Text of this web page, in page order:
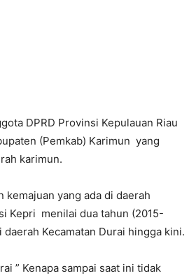
DPRD Provinsi Kepulauan Riau
(Pemkab) Karimun yang
karimun.
yang ada di daerah
Kepri menilai dua tahun (2015-
Kecamatan Durai hingga kini.
” Kenapa sampai saat ini tidak